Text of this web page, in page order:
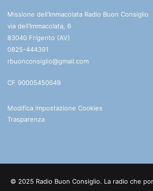
Missione dell’Immacolata Radio Buon Consiglio
via dell’Immacolata, 6
83040 Frigento (AV)
0825-444391
rbuonconsiglio@gmail.com
CF 90005450649
Modifica impostazione Cookies
Trasparenza
© 2025 Radio Buon Consiglio. La radio che